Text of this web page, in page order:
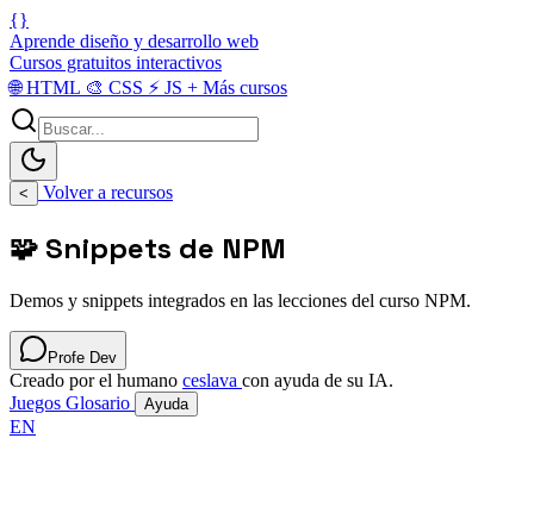
{}
Aprende diseño y desarrollo web
Cursos gratuitos interactivos
🌐HTML 🎨 CSS ⚡ JS + Más cursos
< Volver a recursos
🧩 Snippets de NPM
Demos y snippets integrados en las lecciones del curso NPM.
Profe Dev
Creado por el humano ceslava con ayuda de su IA.
Juegos Glosario Ayuda
EN